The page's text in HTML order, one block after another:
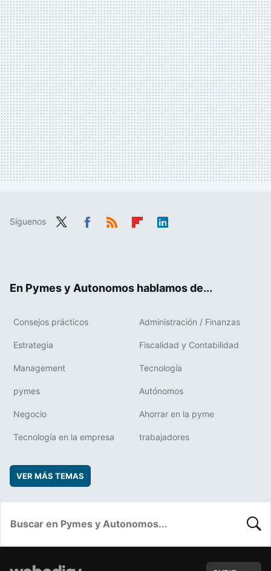
Síguenos
En Pymes y Autonomos hablamos de...
Consejos prácticos Administración / Finanzas
Estrategia Fiscalidad y Contabilidad
Management Tecnología
pymes Autónomos
Negocio Ahorrar en la pyme
Tecnología en la empresa trabajadores
VER MÁS TEMAS